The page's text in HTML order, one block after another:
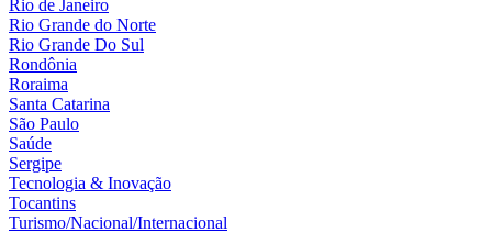
Rio de Janeiro
Rio Grande do Norte
Rio Grande Do Sul
Rondônia
Roraima
Santa Catarina
São Paulo
Saúde
Sergipe
Tecnologia & Inovação
Tocantins
Turismo/Nacional/Internacional